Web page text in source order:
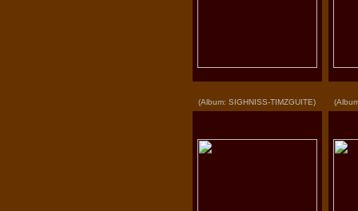
(Album: SIGHNISS-TIMZGUITE)